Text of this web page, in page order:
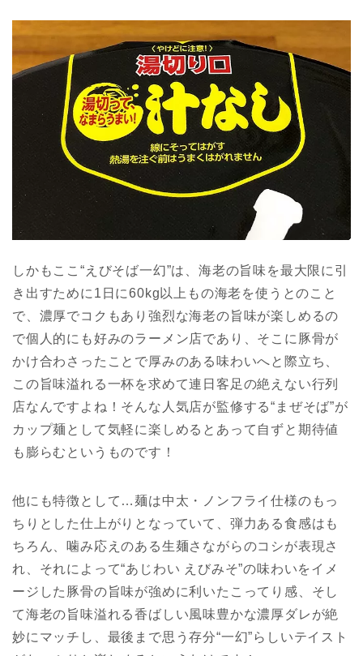
しかもここ“えびそば一幻”は、海老の旨味を最大限に引
き出すために1日に60kg以上もの海老を使うとのこと
で、濃厚でコクもあり強烈な海老の旨味が楽しめるの
で個人的にも好みのラーメン店であり、そこに豚骨が
かけ合わさったことで厚みのある味わいへと際立ち、
この旨味溢れる一杯を求めて連日客足の絶えない行列
店なんですよね！そんな人気店が監修する“まぜそば”が
カップ麺として気軽に楽しめるとあって自ずと期待値
も膨らむというものです！
他にも特徴として…麺は中太・ノンフライ仕様のもっ
ちりとした仕上がりとなっていて、弾力ある食感はも
ちろん、噛み応えのある生麺さながらのコシが表現さ
れ、それによって“あじわい えびみそ”の味わいをイメ
ージした豚骨の旨味が強めに利いたこってり感、そし
て海老の旨味溢れる香ばしい風味豊かな濃厚ダレが絶
妙にマッチし、最後まで思う存分“一幻”らしいテイスト